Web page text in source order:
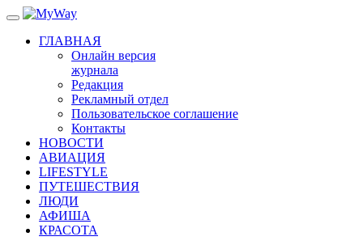
ГЛАВНАЯ
Онлайн версия
журнала
Редакция
Рекламный отдел
Пользовательское соглашение
Контакты
НОВОСТИ
АВИАЦИЯ
LIFESTYLE
ПУТЕШЕСТВИЯ
ЛЮДИ
АФИША
КРАСОТА